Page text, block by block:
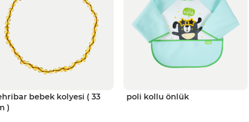
bebek kolyesi ( 33
)
poli kollu önlük